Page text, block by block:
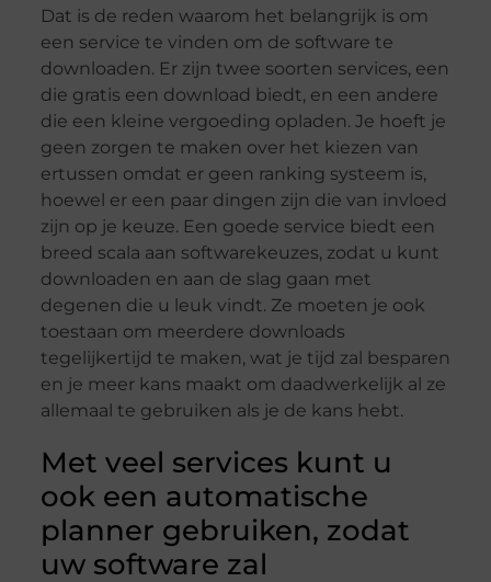
Dat is de reden waarom het belangrijk is om
een service te vinden om de software te
downloaden. Er zijn twee soorten services, een
die gratis een download biedt, en een andere
die een kleine vergoeding opladen. Je hoeft je
geen zorgen te maken over het kiezen van
ertussen omdat er geen ranking systeem is,
hoewel er een paar dingen zijn die van invloed
zijn op je keuze. Een goede service biedt een
breed scala aan softwarekeuzes, zodat u kunt
downloaden en aan de slag gaan met
degenen die u leuk vindt. Ze moeten je ook
toestaan om meerdere downloads
tegelijkertijd te maken, wat je tijd zal besparen
en je meer kans maakt om daadwerkelijk al ze
allemaal te gebruiken als je de kans hebt.
Met veel services kunt u
ook een automatische
planner gebruiken, zodat
uw software zal